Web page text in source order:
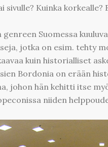
sivulle? Kuinka
Suomessa
jotka on esim. tehty
kuin historialliset
Bordonia on erään
johon hän kehitti itse
niiden